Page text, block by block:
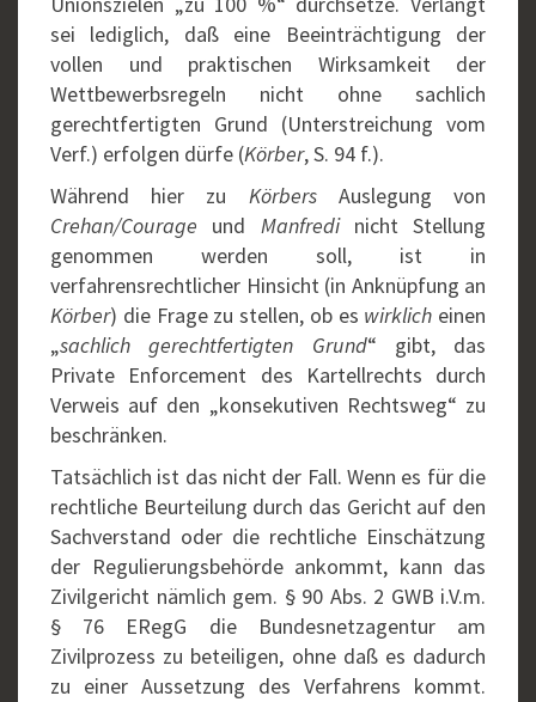
sei lediglich, daß eine Beeinträchtigung der
vollen und praktischen Wirksamkeit der
Wettbewerbsregeln nicht ohne sachlich
gerechtfertigten Grund (Unterstreichung vom
Verf.) erfolgen dürfe (Körber, S. 94 f.).
Während hier zu KörbersAuslegung von
Crehan/Courage und Manfredi nicht Stellung
genommen werden soll, ist in
verfahrensrechtlicher Hinsicht (in Anknüpfung an
Körber) die Frage zu stellen, ob es wirklich einen
„sachlich gerechtfertigten Grund“ gibt, das
Private Enforcement des Kartellrechts durch
Verweis auf den „konsekutiven Rechtsweg“ zu
beschränken.
Tatsächlich ist das nicht der Fall. Wenn es für die
rechtliche Beurteilung durch das Gericht auf den
Sachverstand oder die rechtliche Einschätzung
der Regulierungsbehörde ankommt, kann das
Zivilgericht nämlich gem. § 90 Abs. 2 GWB i.V.m.
§ 76 ERegG die Bundesnetzagentur am
Zivilprozess zu beteiligen, ohne daß es dadurch
zu einer Aussetzung des Verfahrens kommt.